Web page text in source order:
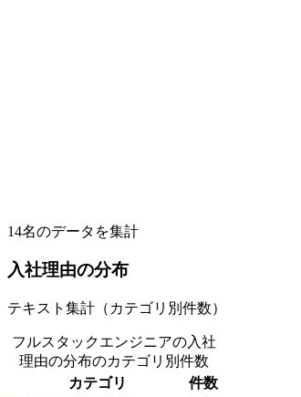
14名のデータを集計
入社理由の分布
テキスト集計（カテゴリ別件数）
フルスタックエンジニアの入社
理由の分布のカテゴリ別件数
カテゴリ
件数